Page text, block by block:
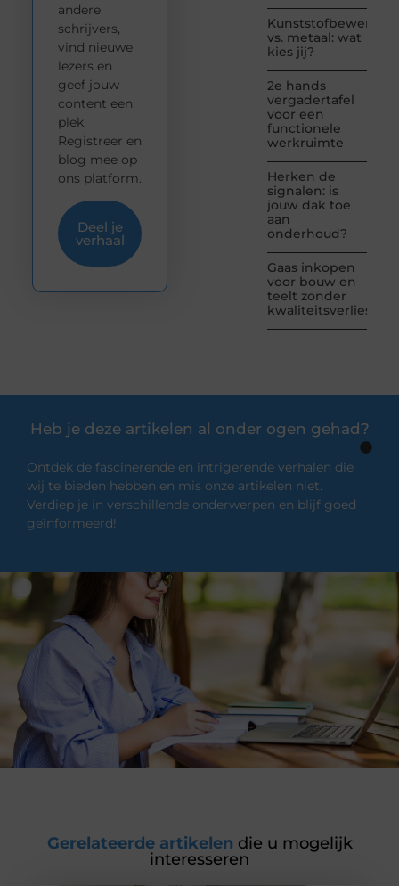
vs. metaal: wat
kies jij?
2e hands
vergadertafel
voor een
functionele
werkruimte
Herken de
signalen: is
jouw dak toe
aan
onderhoud?
Gaas inkopen
voor bouw en
teelt zonder
kwaliteitsverlies
andere
schrijvers,
vind nieuwe
lezers en
geef jouw
content een
plek.
Registreer en
blog mee op
ons platform.
Deel je
verhaal
Heb je deze artikelen al onder ogen gehad?
Ontdek de fascinerende en intrigerende verhalen die
wij te bieden hebben en mis onze artikelen niet.
Verdiep je in verschillende onderwerpen en blijf goed
geïnformeerd!
Gerelateerde artikelen die u mogelijk
interesseren